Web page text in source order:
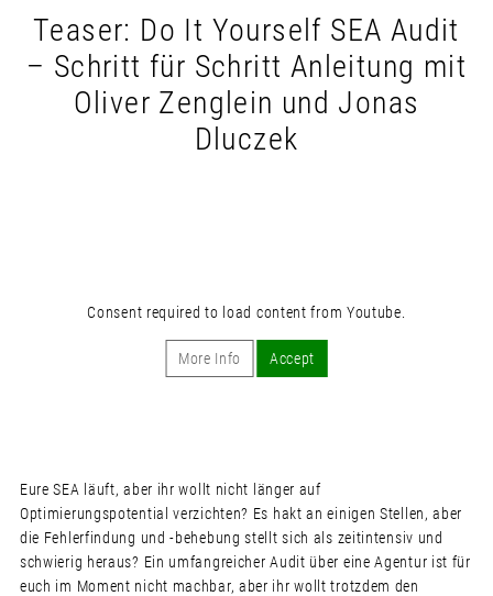
Teaser: Do It Yourself SEA Audit
– Schritt für Schritt Anleitung mit
Oliver Zenglein und Jonas
Dluczek
Consent required to load content from Youtube.
More Info Accept
Eure SEA läuft, aber ihr wollt nicht länger auf
Optimierungspotential verzichten? Es hakt an einigen Stellen, aber
die Fehlerfindung und -behebung stellt sich als zeitintensiv und
schwierig heraus? Ein umfangreicher Audit über eine Agentur ist für
euch im Moment nicht machbar, aber ihr wollt trotzdem den